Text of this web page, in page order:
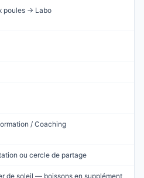
poules → Labo
/ Coaching
ou cercle de partage
de soleil — boissons en supplément